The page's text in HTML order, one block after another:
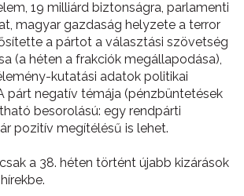
19 milliárd biztonságra, parlamenti
magyar gazdaság helyzete a terror
a pártot a választási szövetség
(a héten a frakciók megállapodása),
kutatási adatok politikai
párt negatív témája (pénzbüntetések
besorolású: egy rendpárti
pozitív megítélésű is lehet.
csak a 38. héten történt újabb kizárások